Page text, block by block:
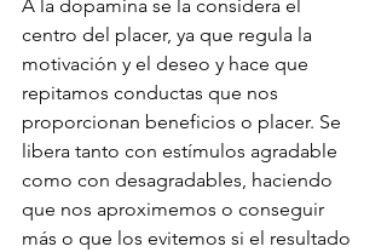
A la dopamina se la considera el
centro del placer, ya que regula la
motivación y el deseo y hace que
repitamos conductas que nos
proporcionan beneficios o placer. Se
libera tanto con estímulos agradable
como con desagradables, haciendo
que nos aproximemos o conseguir
más o que los evitemos si el resultado